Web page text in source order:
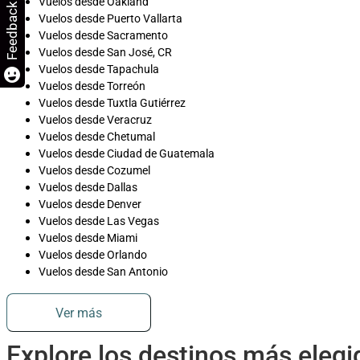
Vuelos desde Puerto Vallarta
Vuelos desde Sacramento
Vuelos desde San José, CR
Vuelos desde Tapachula
Vuelos desde Torreón
Vuelos desde Tuxtla Gutiérrez
Vuelos desde Veracruz
Vuelos desde Chetumal
Vuelos desde Ciudad de Guatemala
Vuelos desde Cozumel
Vuelos desde Dallas
Vuelos desde Denver
Vuelos desde Las Vegas
Vuelos desde Miami
Vuelos desde Orlando
Vuelos desde San Antonio
Ver más
Feedback